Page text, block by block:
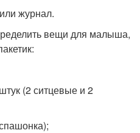
журнал.
вещи для малыша,
(2 ситцевые и 2